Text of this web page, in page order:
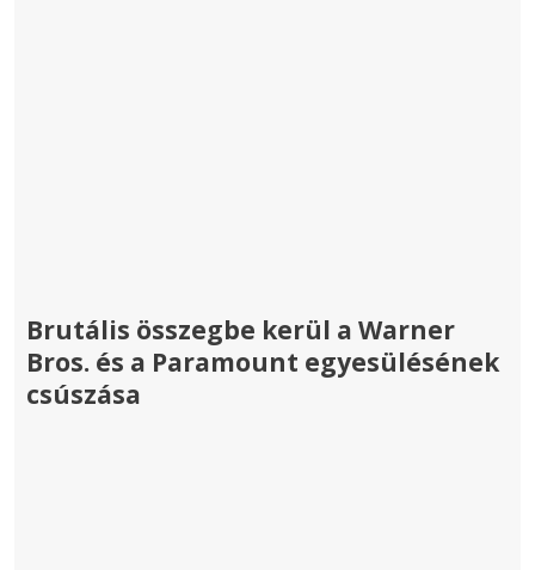
Brutális összegbe kerül a Warner
Bros. és a Paramount egyesülésének
csúszása